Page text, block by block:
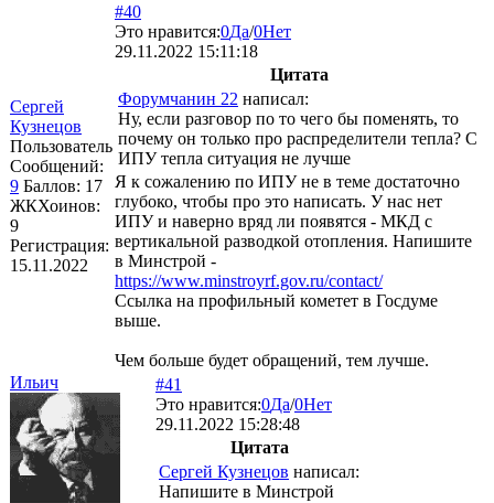
Сергей
Кузнецов
Пользователь
Сообщений:
9 Баллов: 17
ЖКХоинов:
9
Регистрация:
15.11.2022
#40
Это нравится:0Да/0Нет
29.11.2022 15:11:18
Цитата
Форумчанин 22 написал:
Ну, если разговор по то чего бы поменять, то
почему он только про распределители тепла? С
ИПУ тепла ситуация не лучше
Я к сожалению по ИПУ не в теме достаточно
глубоко, чтобы про это написать. У нас нет
ИПУ и наверно вряд ли появятся - МКД с
вертикальной разводкой отопления. Напишите
в Минстрой -
https://www.minstroyrf.gov.ru/contact/
Ссылка на профильный кометет в Госдуме
выше.
Чем больше будет обращений, тем лучше.
Ильич
#41
Это нравится:0Да/0Нет
29.11.2022 15:28:48
Цитата
Сергей Кузнецов написал:
Напишите в Минстрой